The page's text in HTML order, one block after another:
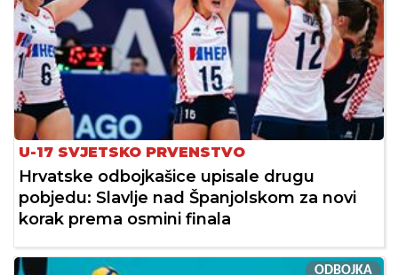
U-17 SVJETSKO PRVENSTVO
Hrvatske odbojkašice upisale drugu
pobjedu: Slavlje nad Španjolskom za novi
korak prema osmini finala
ODBOJKA